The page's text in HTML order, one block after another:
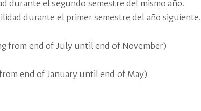
durante el segundo semestre del mismo año.
durante el primer semestre del año siguiente.
from end of July until end of November)
end of January until end of May)